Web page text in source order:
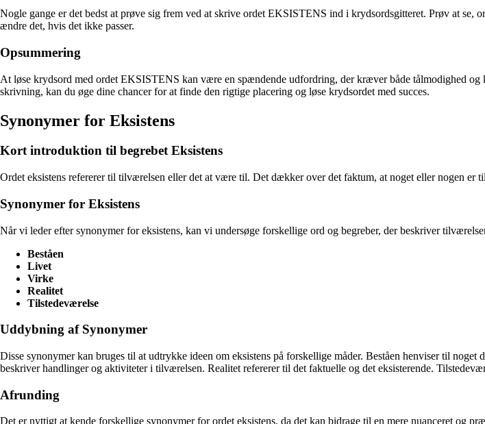
Nogle gange er det bedst at prøve sig frem ved at skrive ordet EKSISTENS ind i krydsordsgitteret. Prøv at
ændre det, hvis det ikke passer.
Opsummering
At løse krydsord med ordet EKSISTENS kan være en spændende udfordring, der kræver både tålmodighed
skrivning, kan du øge dine chancer for at finde den rigtige placering og løse krydsordet med succes.
Synonymer for Eksistens
Kort introduktion til begrebet Eksistens
Ordet eksistens refererer til tilværelsen eller det at være til. Det dækker over det faktum, at noget eller nogen er
Synonymer for Eksistens
Når vi leder efter synonymer for eksistens, kan vi undersøge forskellige ord og begreber, der beskriver
Beståen
Livet
Virke
Realitet
Tilstedeværelse
Uddybning af Synonymer
Disse synonymer kan bruges til at udtrykke ideen om eksistens på forskellige måder. Beståen henviser til
beskriver handlinger og aktiviteter i tilværelsen. Realitet refererer til det faktuelle og det eksisterende.
Afrunding
Det er nyttigt at kende forskellige synonymer for ordet eksistens, da det kan bidrage til en mere nuanceret og